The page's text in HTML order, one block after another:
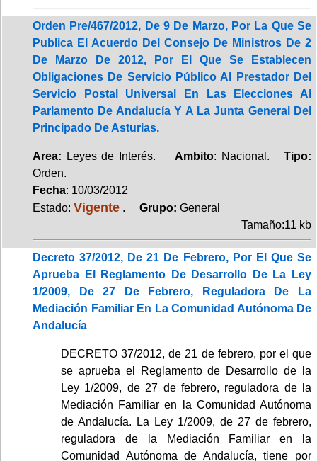
Orden Pre/467/2012, De 9 De Marzo, Por La Que Se
Publica El Acuerdo Del Consejo De Ministros De 2
De Marzo De 2012, Por El Que Se Establecen
Obligaciones De Servicio Público Al Prestador Del
Servicio Postal Universal En Las Elecciones Al
Parlamento De Andalucía Y A La Junta General Del
Principado De Asturias.
Area: Leyes de Interés. Ambito: Nacional.Tipo:
Orden.
Fecha: 10/03/2012
Estado: Vigente . Grupo: General
Tamaño:11 kb
Decreto 37/2012, De 21 De Febrero, Por El Que Se
Aprueba El Reglamento De Desarrollo De La Ley
1/2009, De 27 De Febrero, Reguladora De La
Mediación Familiar En La Comunidad Autónoma De
Andalucía
DECRETO 37/2012, de 21 de febrero, por el que
se aprueba el Reglamento de Desarrollo de la
Ley 1/2009, de 27 de febrero, reguladora de la
Mediación Familiar en la Comunidad Autónoma
de Andalucía. La Ley 1/2009, de 27 de febrero,
reguladora de la Mediación Familiar en la
Comunidad Autónoma de Andalucía, tiene por